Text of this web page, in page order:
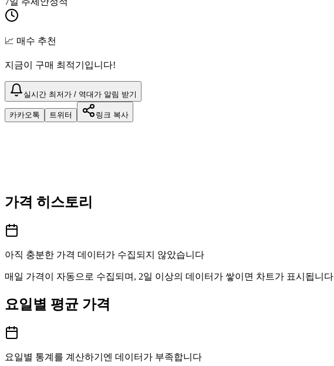
📈 매수 추천
지금이 구매 최적기입니다!
실시간 최저가 / 역대가 알림 받기
카카오톡 트위터 링크 복사
가격 히스토리
아직 충분한 가격 데이터가 수집되지 않았습니다
매일 가격이 자동으로 수집되며, 2일 이상의 데이터가 쌓이면 차트가 표시됩니다
요일별 평균 가격
요일별 통계를 계산하기엔 데이터가 부족합니다